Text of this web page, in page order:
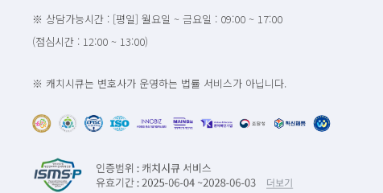
※ 상담가능시간 : [평일] 월요일 ~ 금요일 : 09:00 ~ 17:00
(점심시간 : 12:00 ~ 13:00)
※ 캐치시큐는 변호사가 운영하는 법률 서비스가 아닙니다.